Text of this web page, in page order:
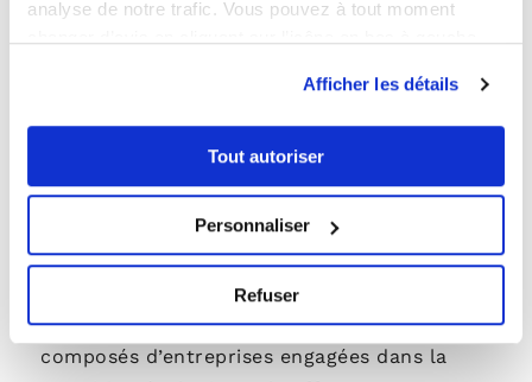
analyse de notre trafic. Vous pouvez à tout moment
Afficher les détails
Tout autoriser
Personnaliser
Refuser
visibilité sur les projets financésainsi qu’un
couple rendement/risque souventplus
stable que les actions.
Les ETF et actions green
Les ETF (fonds indiciels cotés en bourse)
verts répliquent la performance d’indices
composés d’entreprises engagées dans la